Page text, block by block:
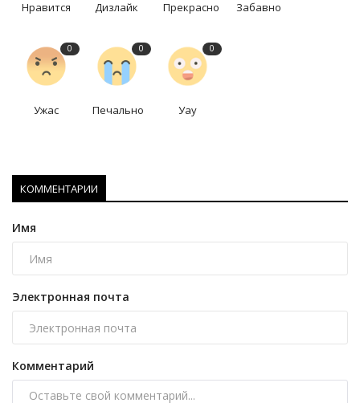
Нравится Дизлайк Прекрасно Забавно
0
Ужас
0
Печально
0
Уау
КОММЕНТАРИИ
Имя
Электронная почта
Комментарий